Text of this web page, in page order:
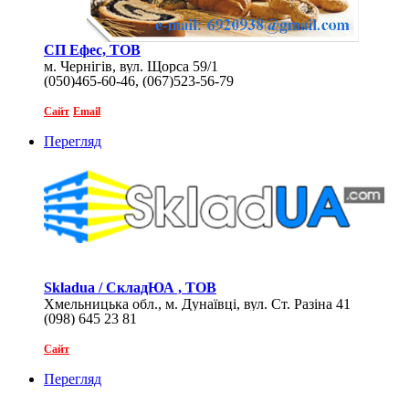
СП Ефес, ТОВ
м. Чернігів, вул. Щорса 59/1
(050)465-60-46, (067)523-56-79
Сайт Email
Перегляд
Skladua / СкладЮА , ТОВ
Хмельницька обл., м. Дунаївці, вул. Ст. Разіна 41
(098) 645 23 81
Сайт
Перегляд